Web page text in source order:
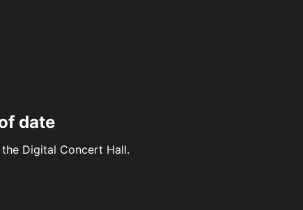
date
Digital Concert Hall.